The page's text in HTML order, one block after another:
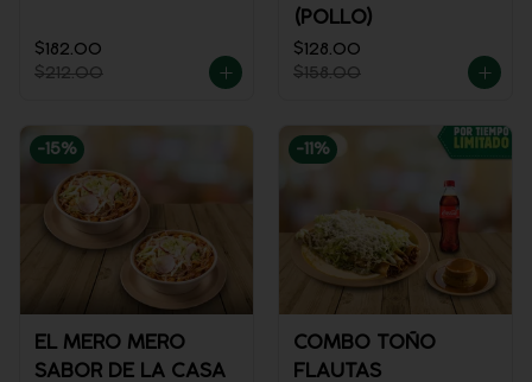
$182.00
$212.00
(POLLO)
$128.00
$158.00
-15%
EL MERO MERO
SABOR DE LA CASA
-11 %
COMBO TOÑO
FLAUTAS